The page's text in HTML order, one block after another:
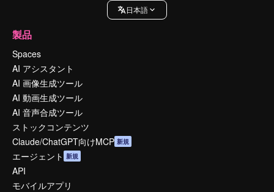
日本語
製品
Spaces
AI アシスタント
AI 画像生成ツール
AI 動画生成ツール
AI 音声合成ツール
ストックコンテンツ
Claude/ChatGPT向けMCP 新規
エージェント 新規
API
モバイルアプリ